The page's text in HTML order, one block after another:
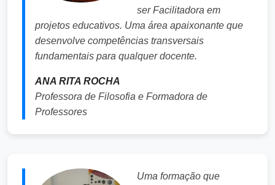
ser Facilitadora em
projetos educativos. Uma área apaixonante que
desenvolve competências transversais
fundamentais para qualquer docente.
ANA RITA ROCHA
Professora de Filosofia e Formadora de
Professores
Uma formação que